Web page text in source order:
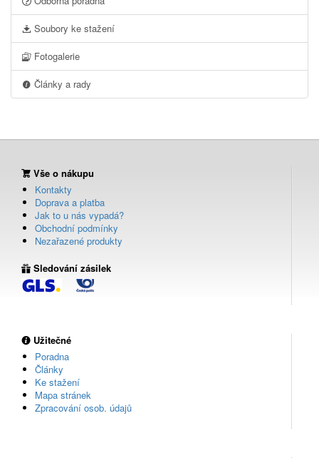
Soubory ke stažení
Fotogalerie
Články a rady
Vše o nákupu
Kontakty
Doprava a platba
Jak to u nás vypadá?
Obchodní podmínky
Nezařazené produkty
Sledování zásilek
Užitečné
Poradna
Články
Ke stažení
Mapa stránek
Zpracování osob. údajů